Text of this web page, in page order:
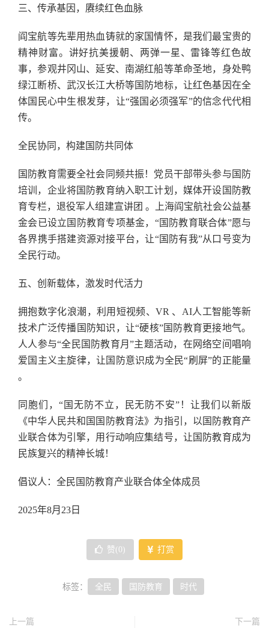
三、传承基因，赓续红色血脉
阎宝航等先辈用热血铸就的家国情怀，是我们最宝贵的
精神财富。讲好抗美援朝、两弹一星、雷锋等红色故
事，参观井冈山、延安、南湖红船等革命圣地，身处鸭
绿江断桥、武汉长江大桥等国防地标，让红色基因在全
体国民心中生根发芽，让“强国必须强军”的信念代代相
传。
全民协同，构建国防共同体
国防教育需要全社会同频共振！党员干部带头参与国防
培训，企业将国防教育纳入职工计划，媒体开设国防教
育专栏，退役军人组建宣讲团 。上海阎宝航社会公益基
金会已设立国防教育专项基金，“国防教育联合体”愿与
各界携手搭建资源对接平台，让“国防有我”从口号变为
全民行动。
五、创新载体，激发时代活力
拥抱数字化浪潮，利用短视频、VR 、AI人工智能等新
技术广泛传播国防知识，让“硬核”国防教育更接地气。
人人参与“全民国防教育月”主题活动，在网络空间唱响
爱国主义主旋律，让国防意识成为全民“刷屏”的正能量
。
同胞们，“国无防不立，民无防不安”！让我们以新版
《中华人民共和国国防教育法》为指引，以国防教育产
业联合体为引擎，用行动响应集结号，让国防教育成为
民族复兴的精神长城！
倡议人：全民国防教育产业联合体全体成员
2025年8月23日
赞( 0 ) 打赏
标签： 全民 国防教育 时代
上一篇
下一篇